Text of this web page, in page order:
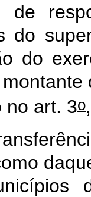
do
do
no art. 3o